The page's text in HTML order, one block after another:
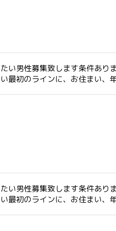
い男性募集致します条件あり
最初のラインに、お住まい、
い男性募集致します条件あり
最初のラインに、お住まい、